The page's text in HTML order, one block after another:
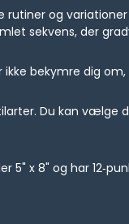
og
sekvens, der
bekymre dig
Du kan vælge
x 8" og har